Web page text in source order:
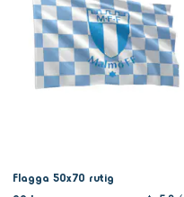
Flagga 50x70 rutig